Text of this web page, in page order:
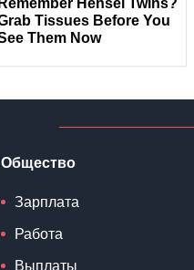
Общество
Зарплата
Работа
Выплаты